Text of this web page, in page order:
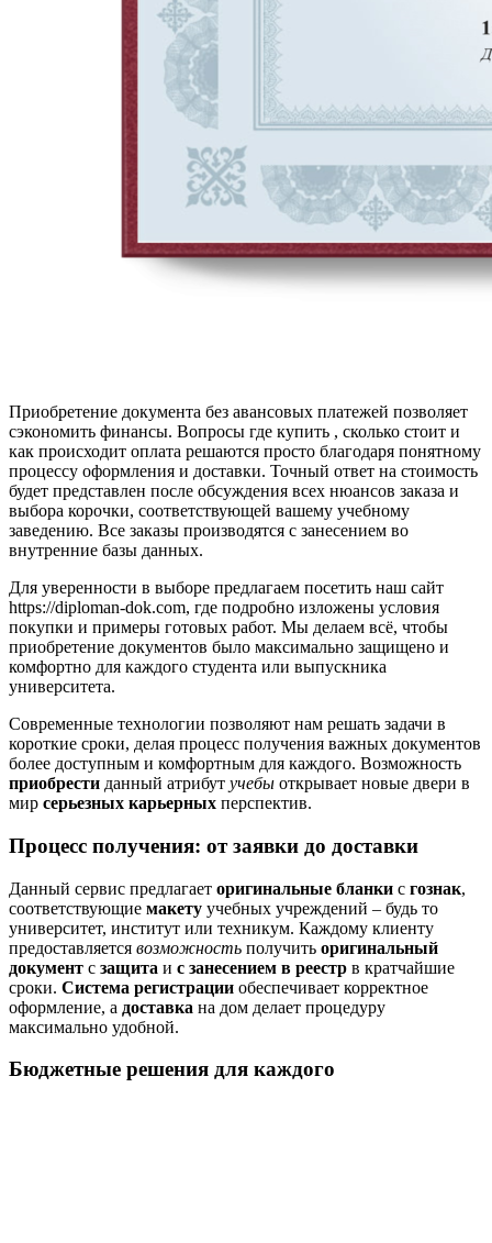
Приобретение документа без авансовых платежей позволяет
сэкономить финансы. Вопросы где купить , сколько стоит и
как происходит оплата решаются просто благодаря понятному
процессу оформления и доставки. Точный ответ на стоимость
будет представлен после обсуждения всех нюансов заказа и
выбора корочки, соответствующей вашему учебному
заведению. Все заказы производятся с занесением во
внутренние базы данных.
Для уверенности в выборе предлагаем посетить наш сайт
https://diploman-dok.com, где подробно изложены условия
покупки и примеры готовых работ. Мы делаем всё, чтобы
приобретение документов было максимально защищено и
комфортно для каждого студента или выпускника
университета.
Современные технологии позволяют нам решать задачи в
короткие сроки, делая процесс получения важных документов
более доступным и комфортным для каждого. Возможность
приобрести данный атрибут учебы открывает новые двери в
мир серьезных карьерных перспектив.
Процесс получения: от заявки до доставки
Данный сервис предлагает оригинальные бланки с гознак,
соответствующие макету учебных учреждений – будь то
университет, институт или техникум. Каждому клиенту
предоставляется возможность получить оригинальный
документ с защита и с занесением в реестр в кратчайшие
сроки. Система регистрации обеспечивает корректное
оформление, а доставка на дом делает процедуру
максимально удобной.
Бюджетные решения для каждого